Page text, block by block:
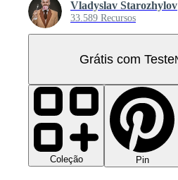
Vladyslav Starozhylov
33.589 Recursos
Grátis com Teste
Coleção Pin